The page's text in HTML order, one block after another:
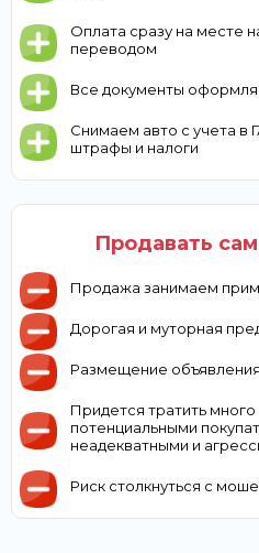
Оплата сразу на месте
переводом
Все документы
Снимаем авто с учета в
штрафы и налоги
Продавать
Продажа занимаем
Дорогая и муторная
Размещение
Придется тратить
потенциальными
неадекватными и
Риск столкнуться с